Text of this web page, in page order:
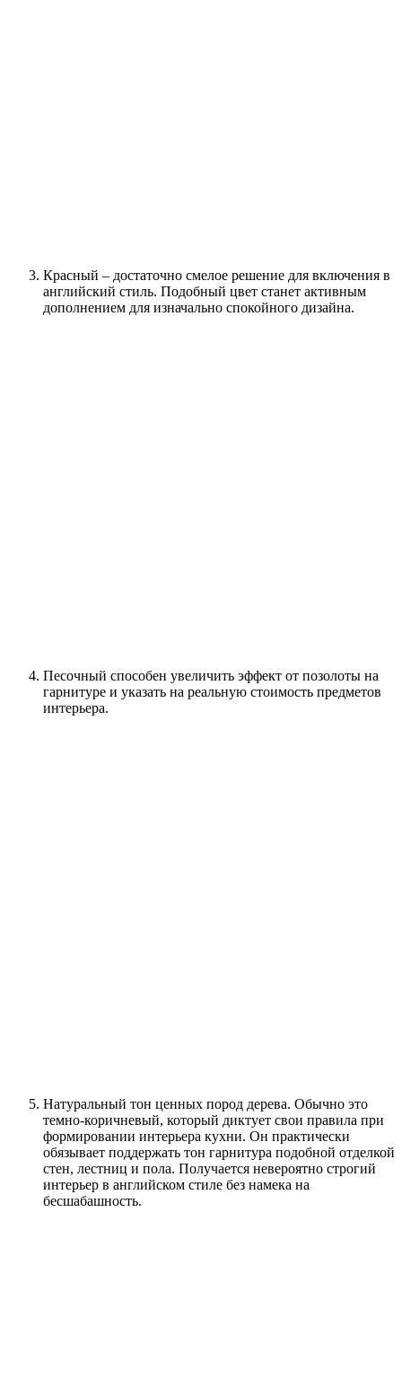
Красный – достаточно смелое решение для включения в
английский стиль. Подобный цвет станет активным
дополнением для изначально спокойного дизайна.
Песочный способен увеличить эффект от позолоты на
гарнитуре и указать на реальную стоимость предметов
интерьера.
Натуральный тон ценных пород дерева. Обычно это
темно-коричневый, который диктует свои правила при
формировании интерьера кухни. Он практически
обязывает поддержать тон гарнитура подобной отделкой
стен, лестниц и пола. Получается невероятно строгий
интерьер в английском стиле без намека на
бесшабашность.